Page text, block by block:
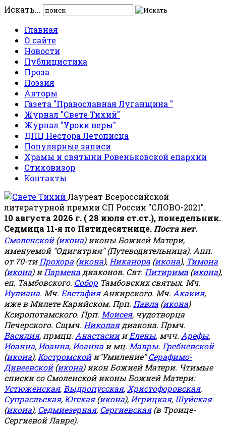
Искать...
Главная
О сайте
Новости
Публицистика
Проза
Поэзия
Авторы
Газета "Православная Луганщина "
Журнал "Свете Тихий"
Журнал "Уроки веры"
ДПЦ Нестора Летописца
Популярные записи
Храмы и святыни Ровеньковской епархии
Стиховизор
Контакты
Лауреат Всероссийской
литературной премии СП России "СЛОВО-2021".
10 августа 2026 г. ( 28 июля ст.ст.), понедельник.
Седмица 11-я по Пятидесятнице. Поста нет.
Смоленской(икона) иконы Божией Матери,
именуемой "Одигитрия" (Путеводительница). Апп.
от 70-тиПрохора (икона), Никанора (икона), Тимона
(икона) иПармена диаконов. Свт. Питирима (икона),
еп. Тамбовского. Собор Тамбовских святых. Мч.
Иулиана. Мч. ЕвстафияАнкирского. Мч. Акакия,
иже в Милете Карийском. Прп. Павла (икона)
Ксиропотамского. Прп. Моисея, чудотворца
Печерского. Сщмч. Николаядиакона. Прмч.
Василия, прмцц. АнастасиииЕлены, мчч. Арефы,
Иоанна, Иоанна, Иоанна и мц. Мавры. Гребневской
(икона), Костромскойи"Умиление"Серафимо-
Дивеевской(икона) икон Божией Матери. Чтимые
списки со Смоленской иконы Божией Матери:
Устюженская, Выдропусская, Христофоровская,
Супрасльская, Югская(икона), Игрицкая, Шуйская
(икона), Седмиезерная, Сергиевская(в Троице-
Сергиевой Лавре).